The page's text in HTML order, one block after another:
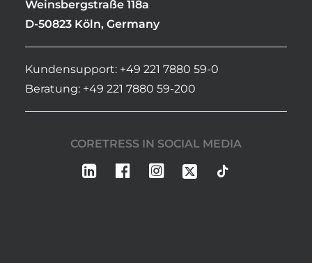
Weinsbergstraße 118a
D-50823 Köln, Germany
Kundensupport: +49 221 7880 59-0
Beratung: +49 221 7880 59-200
CORETRESS IN SOCIAL MEDIA